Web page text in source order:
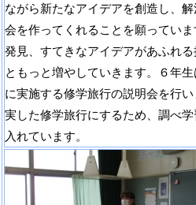
ながら新たなアイデアを創造し、
会を作ってくれることを願ってい
発見、すてきなアイデアがあふれる
ともっと増やしていきます。６年生
に実施する修学旅行の説明会を行
実した修学旅行にするため、調べ
入れています。